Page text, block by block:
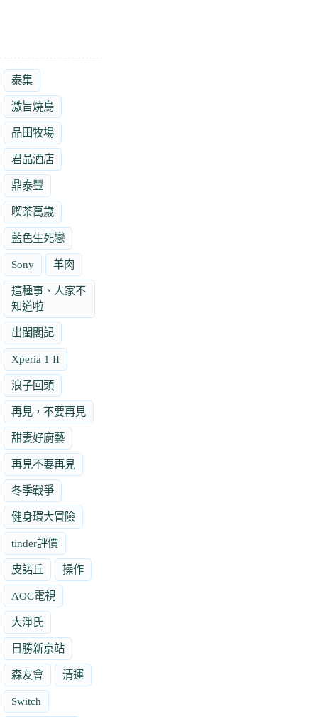
泰集
激旨燒鳥
品田牧場
君品酒店
鼎泰豐
喫茶萬歲
藍色生死戀
Sony 羊肉
這種事、人家不
知道啦
出閨閣記
Xperia 1 II
浪子回頭
再見，不要再見
甜妻好廚藝
再見不要再見
冬季戰爭
健身環大冒險
tinder評價
皮諾丘 操作
AOC電視
大淨氏
日勝新京站
森友會 清運
Switch